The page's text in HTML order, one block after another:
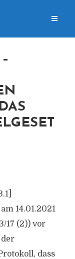
B
]
14.01.2021
17 (2)) vor
dass